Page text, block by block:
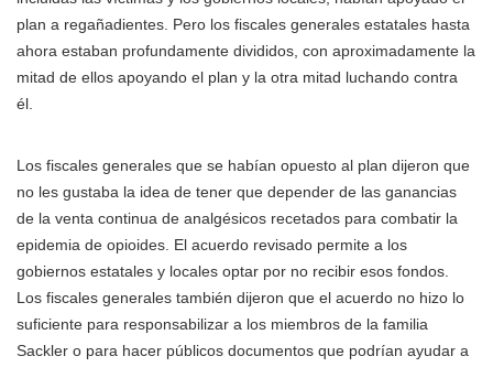
plan a regañadientes. Pero los fiscales generales estatales hasta
ahora estaban profundamente divididos, con aproximadamente la
mitad de ellos apoyando el plan y la otra mitad luchando contra
él.
Los fiscales generales que se habían opuesto al plan dijeron que
no les gustaba la idea de tener que depender de las ganancias
de la venta continua de analgésicos recetados para combatir la
epidemia de opioides. El acuerdo revisado permite a los
gobiernos estatales y locales optar por no recibir esos fondos.
Los fiscales generales también dijeron que el acuerdo no hizo lo
suficiente para responsabilizar a los miembros de la familia
Sackler o para hacer públicos documentos que podrían ayudar a